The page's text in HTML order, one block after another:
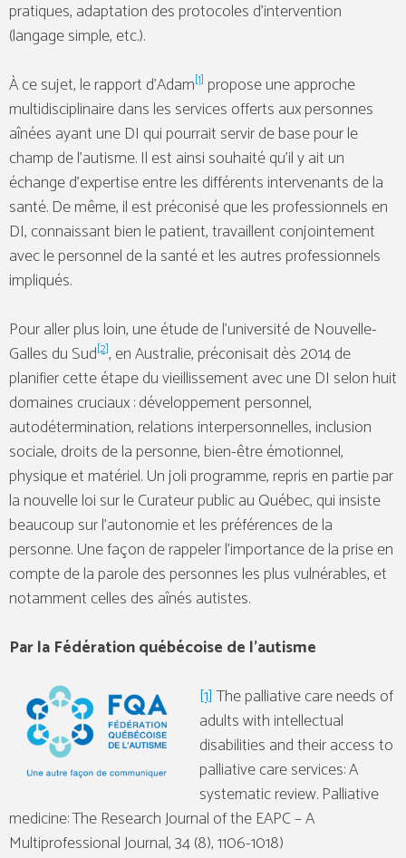
pratiques, adaptation des protocoles d’intervention
(langage simple, etc.).
À ce sujet, le rapport d’Adam[1] propose une approche
multidisciplinaire dans les services offerts aux personnes
aînées ayant une DI qui pourrait servir de base pour le
champ de l’autisme. Il est ainsi souhaité qu’il y ait un
échange d’expertise entre les différents intervenants de la
santé. De même, il est préconisé que les professionnels en
DI, connaissant bien le patient, travaillent conjointement
avec le personnel de la santé et les autres professionnels
impliqués.
Pour aller plus loin, une étude de l’université de Nouvelle-
Galles du Sud[2], en Australie, préconisait dès 2014 de
planifier cette étape du vieillissement avec une DI selon huit
domaines cruciaux : développement personnel,
autodétermination, relations interpersonnelles, inclusion
sociale, droits de la personne, bien-être émotionnel,
physique et matériel. Un joli programme, repris en partie par
la nouvelle loi sur le Curateur public au Québec, qui insiste
beaucoup sur l’autonomie et les préférences de la
personne. Une façon de rappeler l’importance de la prise en
compte de la parole des personnes les plus vulnérables, et
notamment celles des aînés autistes.
Par la Fédération québécoise de l’autisme
[1]The palliative care needs of
adults with intellectual
disabilities and their access to
palliative care services: A
systematic review. Palliative
medicine: The Research Journal of the EAPC – A
Multiprofessional Journal, 34 (8), 1106-1018)